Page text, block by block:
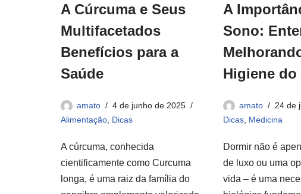
A Cúrcuma e Seus
Multifacetados
Benefícios para a
Saúde
amato
4 de junho de 2025
Alimentação Dicas
A cúrcuma, conhecida
cientificamente como Curcuma
longa, é uma raiz da família do
A
Sono:
Higiene do
amato
24 de
Dicas Medicina
Dormir não é
de luxo ou uma
vida – é uma